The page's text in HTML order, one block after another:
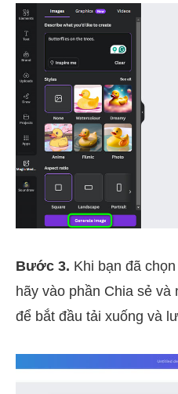
Bước 3. Khi bạn đã
hãy vào phần Chia sẻ và
để bắt đầu tải xuống và